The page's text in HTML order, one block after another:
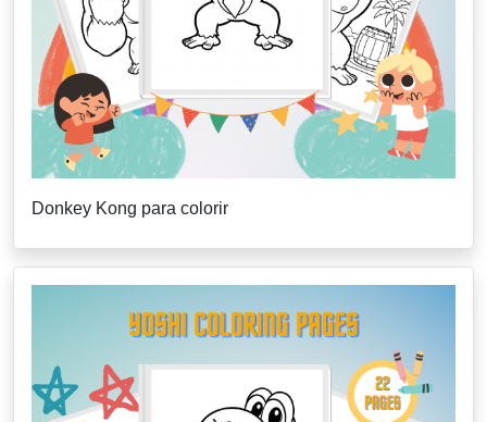
Donkey Kong para colorir